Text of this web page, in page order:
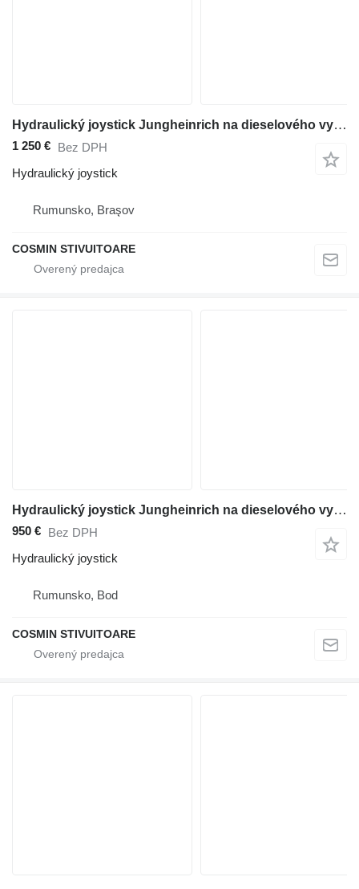
Hydraulický joystick Jungheinrich na dieselového vysokozdvižného vozíka
1 250 € Bez DPH
Hydraulický joystick
Rumunsko, Braşov
COSMIN STIVUITOARE
Hydraulický joystick Jungheinrich na dieselového vysokozdvižného vozíka
950 € Bez DPH
Hydraulický joystick
Rumunsko, Bod
COSMIN STIVUITOARE